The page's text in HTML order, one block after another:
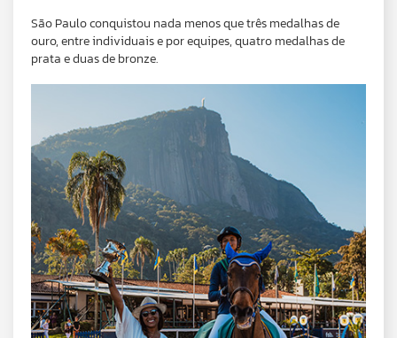
São Paulo conquistou nada menos que três medalhas de
ouro, entre individuais e por equipes, quatro medalhas de
prata e duas de bronze.